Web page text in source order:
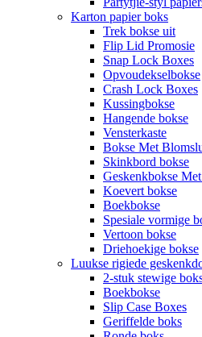
Karton papier boks
Trek bokse uit
Flip Lid Promosie
Snap Lock Boxes
Opvoudekselbokse
Crash Lock Boxes
Kussingbokse
Hangende bokse
Vensterkaste
Bokse Met
Skinkbord bokse
Geskenkbokse
Koevert bokse
Boekbokse
Spesiale vormige
Vertoon bokse
Driehoekige bokse
Luukse rigiede
2-stuk stewige
Boekbokse
Slip Case Boxes
Geriffelde boks